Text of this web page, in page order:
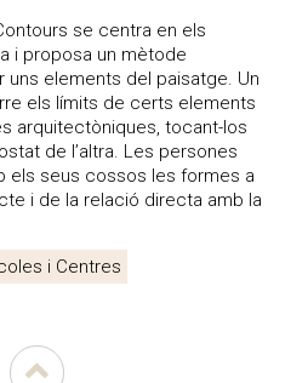
se centra en els
i proposa un mètode
uns elements del paisatge. Un
els límits de certs elements
arquitectòniques, tocant-los
de l’altra. Les persones
els seus cossos les formes a
i de la relació directa amb la
i Centres